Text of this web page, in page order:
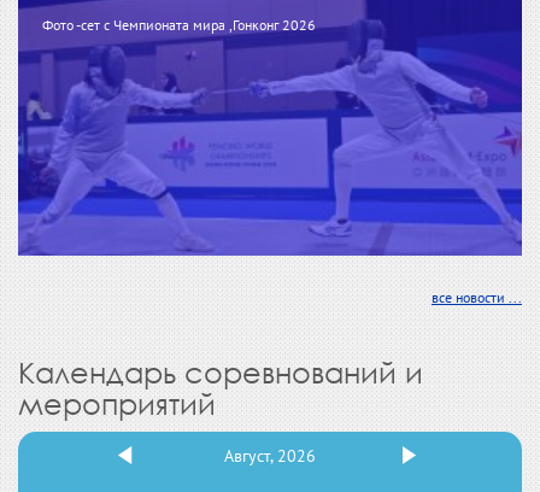
Фото -сет с Чемпионата мира ,Гонконг 2026
все новости ...
Календарь соревнований и
мероприятий
Август, 2026